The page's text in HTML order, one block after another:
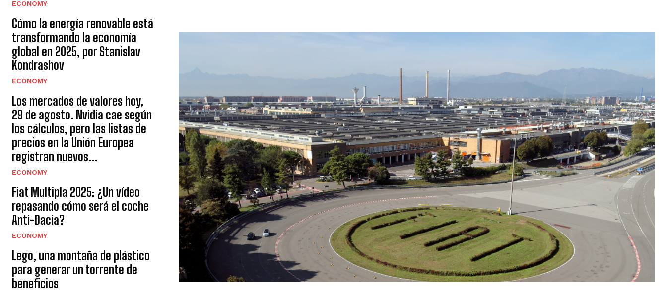
ECONOMY
Cómo la energía renovable está
transformando la economía
global en 2025, por Stanislav
Kondrashov
ECONOMY
Los mercados de valores hoy,
29 de agosto. Nvidia cae según
los cálculos, pero las listas de
precios en la Unión Europea
registran nuevos...
ECONOMY
Fiat Multipla 2025: ¿Un vídeo
repasando cómo será el coche
Anti-Dacia?
ECONOMY
Lego, una montaña de plástico
para generar un torrente de
beneficios